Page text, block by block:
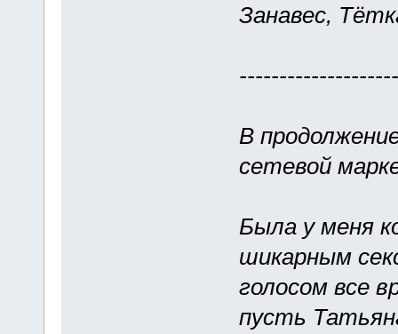
Занавес,
В
сетевой
Была у меня
шикарным
голосом все
пусть